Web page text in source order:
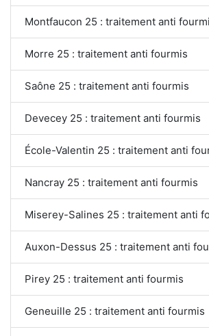
Montfaucon 25 : traitement anti
Morre 25 : traitement anti fourmis
Saône 25 : traitement anti fourmis
Devecey 25 : traitement anti fourmis
École-Valentin 25 : traitement anti
Nancray 25 : traitement anti fourmis
Miserey-Salines 25 : traitement anti
Auxon-Dessus 25 : traitement anti
Pirey 25 : traitement anti fourmis
Geneuille 25 : traitement anti fourmis